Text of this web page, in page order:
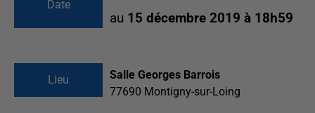
Date
au 15 décembre 2019 à 18h59
Lieu
Salle Georges Barrois
77690 Montigny-sur-Loing